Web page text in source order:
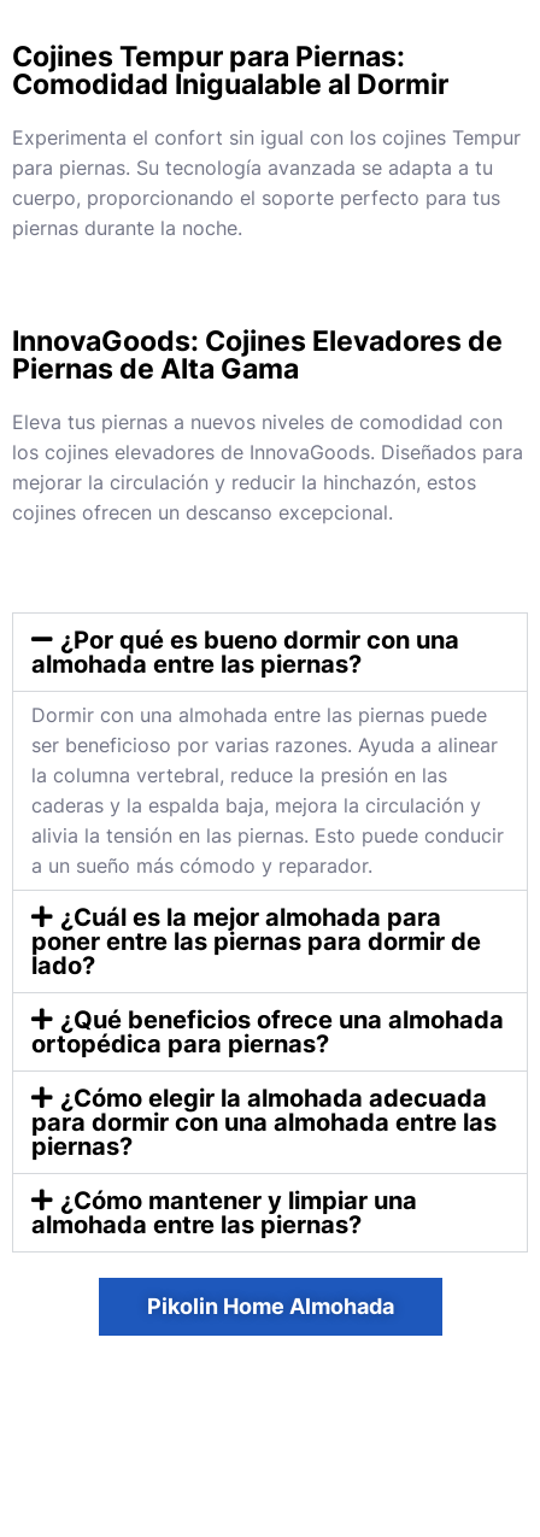
Cojines Tempur para Piernas:
Comodidad Inigualable al Dormir
Experimenta el confort sin igual con los cojines Tempur
para piernas. Su tecnología avanzada se adapta a tu
cuerpo, proporcionando el soporte perfecto para tus
piernas durante la noche.
InnovaGoods: Cojines Elevadores de
Piernas de Alta Gama
Eleva tus piernas a nuevos niveles de comodidad con
los cojines elevadores de InnovaGoods. Diseñados para
mejorar la circulación y reducir la hinchazón, estos
cojines ofrecen un descanso excepcional.
¿Por qué es bueno dormir con una
almohada entre las piernas?
Dormir con una almohada entre las piernas puede
ser beneficioso por varias razones. Ayuda a alinear
la columna vertebral, reduce la presión en las
caderas y la espalda baja, mejora la circulación y
alivia la tensión en las piernas. Esto puede conducir
a un sueño más cómodo y reparador.
¿Cuál es la mejor almohada para
poner entre las piernas para dormir de
lado?
¿Qué beneficios ofrece una almohada
ortopédica para piernas?
¿Cómo elegir la almohada adecuada
para dormir con una almohada entre las
piernas?
¿Cómo mantener y limpiar una
almohada entre las piernas?
Pikolin Home Almohada